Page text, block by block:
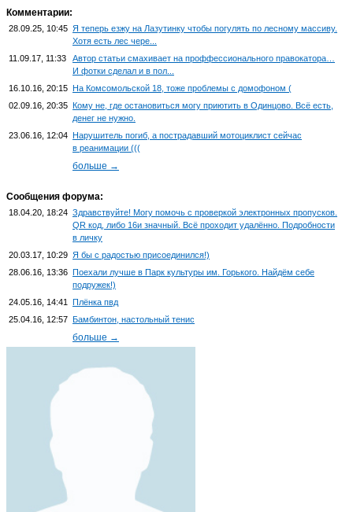
Комментарии:
28.09.25, 10:45 Я теперь езжу на Лазутинку чтобы погулять по лесному массиву.
Хотя есть лес чере...
11.09.17, 11:33
Автор статьи смахивает на проффессионального правокатора…
И фотки сделал и в пол...
16.10.16, 20:15 На Комсомольской 18, тоже проблемы с домофоном (
02.09.16, 20:35 Кому не, где остановиться могу приютить в Одинцово. Всё есть,
денег не нужно.
23.06.16, 12:04 Нарушитель погиб, а пострадавший мотоциклист сейчас
в реанимации (((
больше →
Сообщения форума:
18.04.20, 18:24 Здравствуйте! Могу помочь с проверкой электронных пропусков.
QR код, либо 16и значный. Всё проходит удалённо. Подробности
в личку
20.03.17, 10:29 Я бы с радостью присоединился!)
28.06.16, 13:36 Поехали лучше в Парк культуры им. Горького. Найдём себе
подружек!)
24.05.16, 14:41
Плёнка пвд
25.04.16, 12:57 Бамбинтон, настольный тенис
больше →